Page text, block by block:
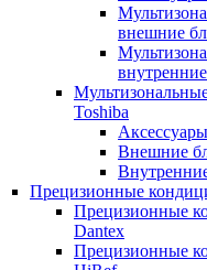
внешние
Toshiba
Внешние
Прецизионные
Прецизионные
Dantex
Прецизионные